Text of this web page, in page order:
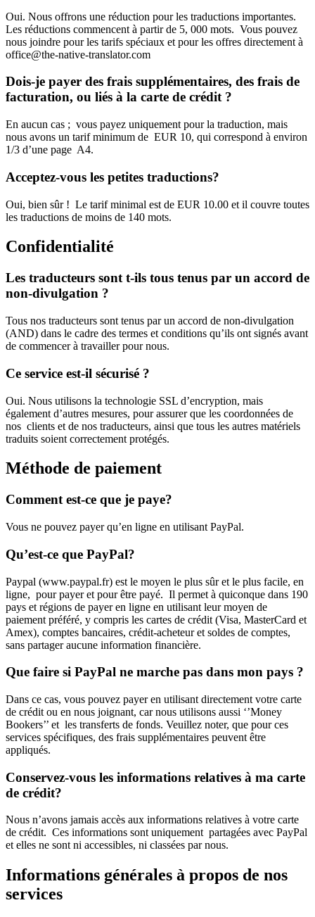
Oui. Nous offrons une réduction pour les traductions importantes.
Les réductions commencent à partir de 5, 000 mots. Vous pouvez
nous joindre pour les tarifs spéciaux et pour les offres directement à
office@the-native-translator.com
Dois-je payer des frais supplémentaires, des frais de
facturation, ou liés à la carte de crédit ?
En aucun cas ; vous payez uniquement pour la traduction, mais
nous avons un tarif minimum de EUR 10, qui correspond à environ
1/3 d’une page A4.
Acceptez-vous les petites traductions?
Oui, bien sûr ! Le tarif minimal est de EUR 10.00 et il couvre toutes
les traductions de moins de 140 mots.
Confidentialité
Les traducteurs sont t-ils tous tenus par un accord de
non-divulgation ?
Tous nos traducteurs sont tenus par un accord de non-divulgation
(AND) dans le cadre des termes et conditions qu’ils ont signés avant
de commencer à travailler pour nous.
Ce service est-il sécurisé ?
Oui. Nous utilisons la technologie SSL d’encryption, mais
également d’autres mesures, pour assurer que les coordonnées de
nos clients et de nos traducteurs, ainsi que tous les autres matériels
traduits soient correctement protégés.
Méthode de paiement
Comment est-ce que je paye?
Vous ne pouvez payer qu’en ligne en utilisant PayPal.
Qu’est-ce que PayPal?
Paypal (www.paypal.fr) est le moyen le plus sûr et le plus facile, en
ligne, pour payer et pour être payé. Il permet à quiconque dans 190
pays et régions de payer en ligne en utilisant leur moyen de
paiement préféré, y compris les cartes de crédit (Visa, MasterCard et
Amex), comptes bancaires, crédit-acheteur et soldes de comptes,
sans partager aucune information financière.
Que faire si PayPal ne marche pas dans mon pays ?
Dans ce cas, vous pouvez payer en utilisant directement votre carte
de crédit ou en nous joignant, car nous utilisons aussi ‘’Money
Bookers’’ et les transferts de fonds. Veuillez noter, que pour ces
services spécifiques, des frais supplémentaires peuvent être
appliqués.
Conservez-vous les informations relatives à ma carte
de crédit?
Nous n’avons jamais accès aux informations relatives à votre carte
de crédit. Ces informations sont uniquement partagées avec PayPal
et elles ne sont ni accessibles, ni classées par nous.
Informations générales à propos de nos
services